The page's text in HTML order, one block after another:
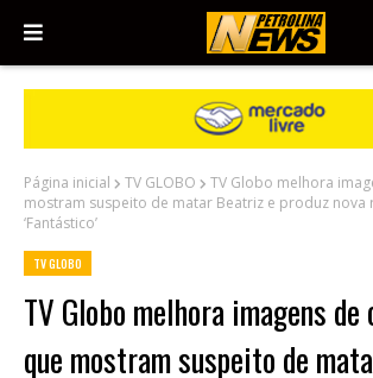
Página inicial TV GLOBO
TV Globo melhora
mostram suspeito de matar Beatriz e produz nova
‘Fantástico’
TV GLOBO
TV Globo melhora imagens de
que mostram suspeito de